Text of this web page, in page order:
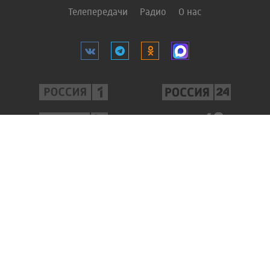
Телепередачи Радио О нас